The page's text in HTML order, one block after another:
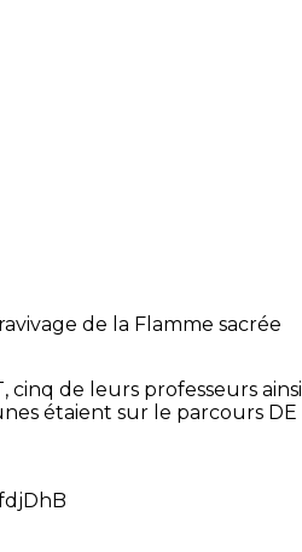
de la Flamme sacrée
cinq de leurs professeurs ainsi
étaient sur le parcours DE